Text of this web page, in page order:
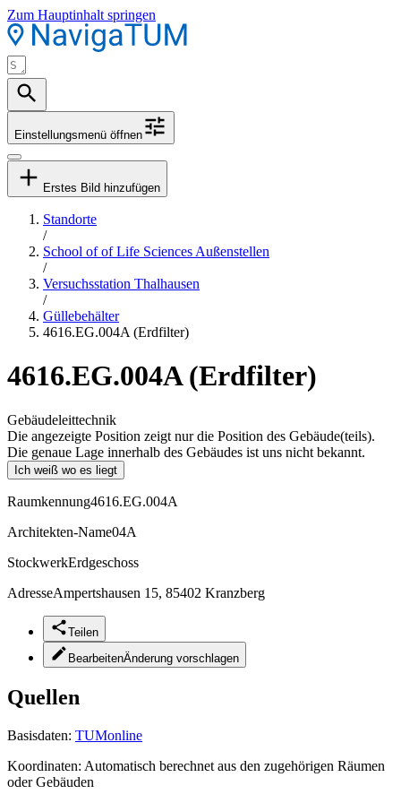
Zum Hauptinhalt springen
Einstellungsmenü öffnen
Erstes Bild hinzufügen
Standorte
/
School of of Life Sciences Außenstellen
/
Versuchsstation Thalhausen
/
Güllebehälter
4616.EG.004A (Erdfilter)
4616.EG.004A (Erdfilter)
Gebäudeleittechnik
Die angezeigte Position zeigt nur die Position des Gebäude(teils).
Die genaue Lage innerhalb des Gebäudes ist uns nicht bekannt.
Ich weiß wo es liegt
Raumkennung4616.EG.004A
Architekten-Name04A
StockwerkErdgeschoss
AdresseAmpertshausen 15, 85402 Kranzberg
Teilen
BearbeitenÄnderung vorschlagen
Quellen
Basisdaten: TUMonline
Koordinaten: Automatisch berechnet aus den zugehörigen Räumen
oder Gebäuden